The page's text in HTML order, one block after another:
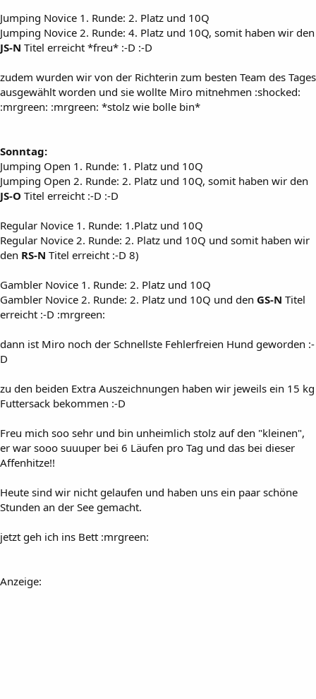
Jumping Novice 1. Runde: 2. Platz und 10Q
Jumping Novice 2. Runde: 4. Platz und 10Q, somit haben wir den
JS-N Titel erreicht *freu* :-D :-D
zudem wurden wir von der Richterin zum besten Team des Tages
ausgewählt worden und sie wollte Miro mitnehmen :shocked:
:mrgreen: :mrgreen: *stolz wie bolle bin*
Sonntag:
Jumping Open 1. Runde: 1. Platz und 10Q
Jumping Open 2. Runde: 2. Platz und 10Q, somit haben wir den
JS-O Titel erreicht :-D :-D
Regular Novice 1. Runde: 1.Platz und 10Q
Regular Novice 2. Runde: 2. Platz und 10Q und somit haben wir
den RS-N Titel erreicht :-D 8)
Gambler Novice 1. Runde: 2. Platz und 10Q
Gambler Novice 2. Runde: 2. Platz und 10Q und den GS-N Titel
erreicht :-D :mrgreen:
dann ist Miro noch der Schnellste Fehlerfreien Hund geworden :-
D
zu den beiden Extra Auszeichnungen haben wir jeweils ein 15 kg
Futtersack bekommen :-D
Freu mich soo sehr und bin unheimlich stolz auf den "kleinen",
er war sooo suuuper bei 6 Läufen pro Tag und das bei dieser
Affenhitze!!
Heute sind wir nicht gelaufen und haben uns ein paar schöne
Stunden an der See gemacht.
jetzt geh ich ins Bett :mrgreen:
Anzeige: